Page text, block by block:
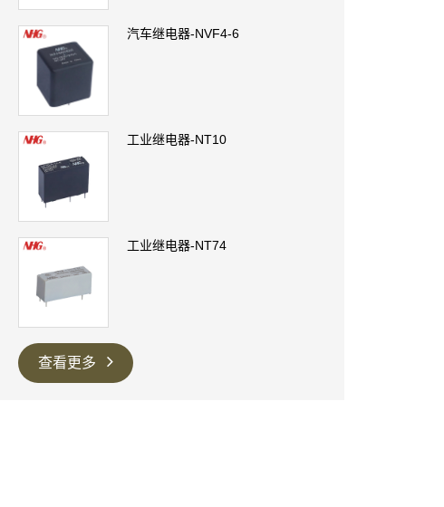
汽车继电器-NVF4-6
工业继电器-NT10
工业继电器-NT74
查看更多